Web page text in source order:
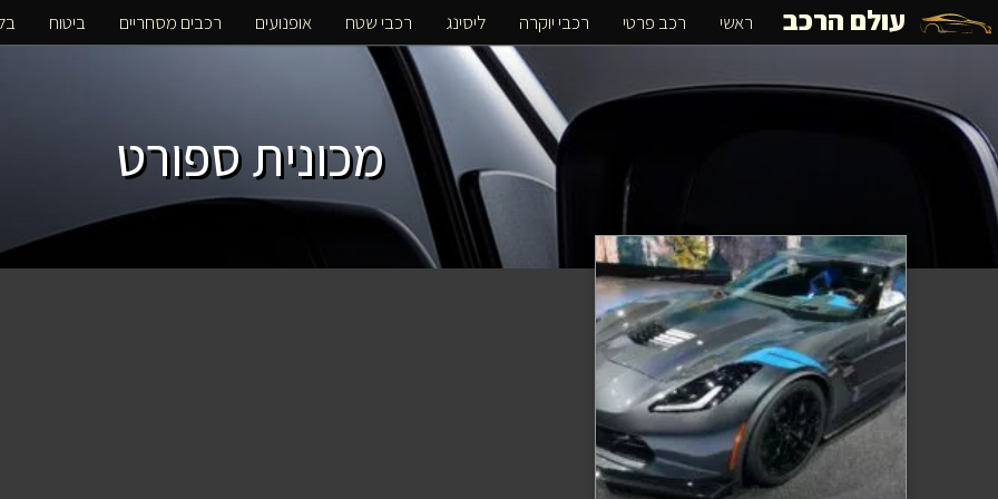
עולם הרכב ראשי רכב פרטי רכבי יוקרה ליסינג רכבי שטח אופנועים רכבים מסחריים ביטוח
מכונית ספורט